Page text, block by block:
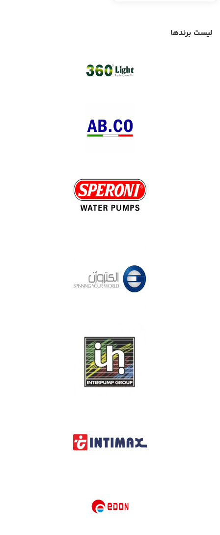
لیست برندها